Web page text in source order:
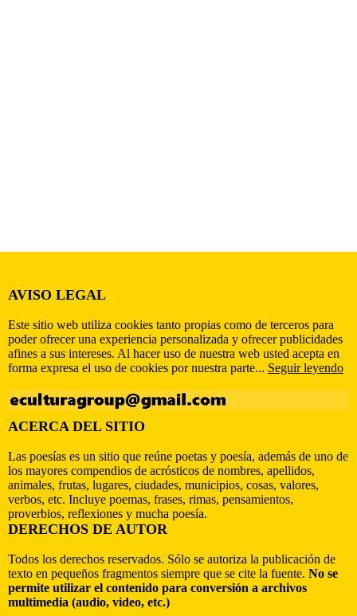
AVISO LEGAL
Este sitio web utiliza cookies tanto propias como de terceros para
poder ofrecer una experiencia personalizada y ofrecer publicidades
afines a sus intereses. Al hacer uso de nuestra web usted acepta en
forma expresa el uso de cookies por nuestra parte... Seguir leyendo
ACERCA DEL SITIO
Las poesías es un sitio que reúne poetas y poesía, además de uno de
los mayores compendios de acrósticos de nombres, apellidos,
animales, frutas, lugares, ciudades, municipios, cosas, valores,
verbos, etc. Incluye poemas, frases, rimas, pensamientos,
proverbios, reflexiones y mucha poesía.
DERECHOS DE AUTOR
Todos los derechos reservados. Sólo se autoriza la publicación de
texto en pequeños fragmentos siempre que se cite la fuente. No se
permite utilizar el contenido para conversión a archivos
multimedia (audio, video, etc.)